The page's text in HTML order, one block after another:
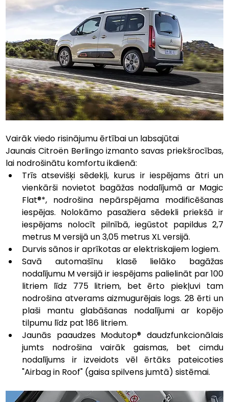
Vairāk viedo risinājumu ērtībai un labsajūtai
Jaunais Citroën Berlingo izmanto savas priekšrocības,
lai nodrošinātu komfortu ikdienā:
Trīs atsevišķi sēdekļi, kurus ir iespējams ātri un
vienkārši novietot bagāžas nodalījumā ar Magic
Flat®*, nodrošina nepārspējama modificēšanas
iespējas. Nolokāmo pasažiera sēdekli priekšā ir
iespējams nolocīt pilnībā, iegūstot papildus 2,7
metrus M versijā un 3,05 metrus XL versijā.
Durvis sānos ir aprīkotas ar elektriskajiem logiem.
Savā automašīnu klasē lielāko bagāžas
nodalījumu M versijā ir iespējams palielināt par 100
litriem līdz 775 litriem, bet ērto piekļuvi tam
nodrošina atverams aizmugurējais logs. 28 ērti un
plaši mantu glabāšanas nodalījumi ar kopējo
tilpumu līdz pat 186 litriem.
Jaunās paaudzes Modutop® daudzfunkcionālais
jumts nodrošina vairāk gaismas, bet cimdu
nodalījums ir izveidots vēl ērtāks pateicoties
"Airbag in Roof" (gaisa spilvens jumtā) sistēmai.